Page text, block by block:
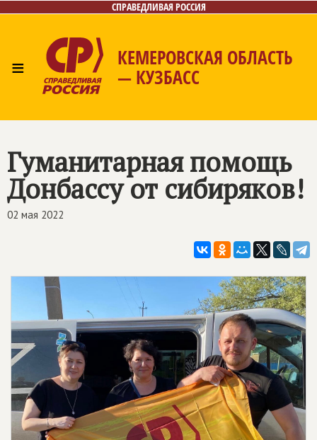
СПРАВЕДЛИВАЯ РОССИЯ
≡ КЕМЕРОВСКАЯ ОБЛАСТЬ
— КУЗБАСС
Гуманитарная помощь
Донбассу от сибиряков!
02 мая 2022